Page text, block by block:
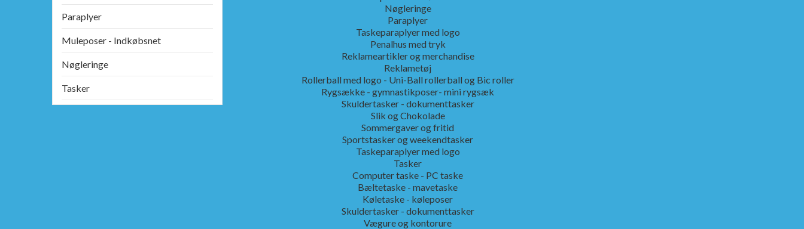
Paraplyer
Muleposer - Indkøbsnet
Nøgleringe
Tasker
Nøgleringe
Paraplyer
Taskeparaplyer med logo
Penalhus med tryk
Reklameartikler og merchandise
Reklametøj
Rollerball med logo - Uni-Ball rollerball og Bic roller
Rygsække - gymnastikposer- mini rygsæk
Skuldertasker - dokumenttasker
Slik og Chokolade
Sommergaver og fritid
Sportstasker og weekendtasker
Taskeparaplyer med logo
Tasker
Computer taske - PC taske
Bæltetaske - mavetaske
Køletaske - køleposer
Skuldertasker - dokumenttasker
Vægure og kontorure